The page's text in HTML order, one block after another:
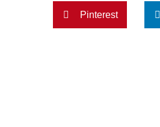
Pinterest